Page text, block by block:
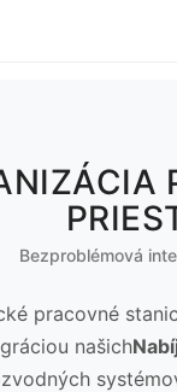
Bezproblémová
pracovné
našich